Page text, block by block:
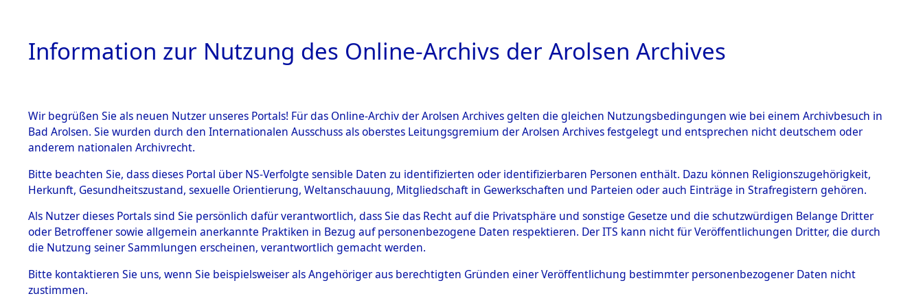
HOME BESTANDSBESCHREIBUNG ARCHIVALE ÜBERSICHT BILD
BESTÄNDE
Inhaftierungsdoku
mente
5. Verschiedenes
Todesmärsche
5.3.1 Alliierte
Nordrhein-Westfalen→Landkreis Bergheim-Erft→0052
(101102813)
0052 (101102813)
Information zur Nutzung des Online-Archivs der Arolsen Archives
Wir begrüßen Sie als neuen Nutzer unseres Portals! Für das Online-Archiv der Arolsen Archives gelten die gleichen Nutzungsbedingungen wie bei einem Archivbesuch in
Bad Arolsen. Sie wurden durch den Internationalen Ausschuss als oberstes Leitungsgremium der Arolsen Archives festgelegt und entsprechen nicht deutschem oder
anderem nationalen Archivrecht.
Bitte beachten Sie, dass dieses Portal über NS-Verfolgte sensible Daten zu identifizierten oder identifizierbaren Personen enthält. Dazu können Religionszugehörigkeit,
Herkunft, Gesundheitszustand, sexuelle Orientierung, Weltanschauung, Mitgliedschaft in Gewerkschaften und Parteien oder auch Einträge in Strafregistern gehören.
Als Nutzer dieses Portals sind Sie persönlich dafür verantwortlich, dass Sie das Recht auf die Privatsphäre und sonstige Gesetze und die schutzwürdigen Belange Dritter
oder Betroffener sowie allgemein anerkannte Praktiken in Bezug auf personenbezogene Daten respektieren. Der ITS kann nicht für Veröffentlichungen Dritter, die durch
die Nutzung seiner Sammlungen erscheinen, verantwortlich gemacht werden.
Bitte kontaktieren Sie uns, wenn Sie beispielsweiser als Angehöriger aus berechtigten Gründen einer Veröffentlichung bestimmter personenbezogener Daten nicht
zustimmen.